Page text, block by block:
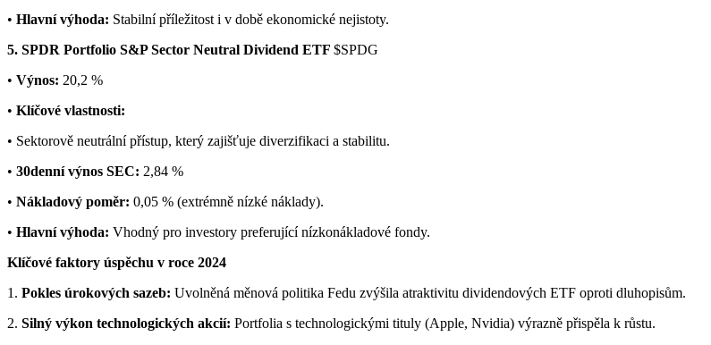
• Hlavní výhoda: Stabilní příležitost i v době ekonomické nejistoty.
5. SPDR Portfolio S&P Sector Neutral Dividend ETF $SPDG
• Výnos: 20,2 %
• Klíčové vlastnosti:
• Sektorově neutrální přístup, který zajišťuje diverzifikaci a stabilitu.
• 30denní výnos SEC: 2,84 %
• Nákladový poměr: 0,05 % (extrémně nízké náklady).
• Hlavní výhoda: Vhodný pro investory preferující nízkonákladové fondy.
Klíčové faktory úspěchu v roce 2024
1. Pokles úrokových sazeb: Uvolněná měnová politika Fedu zvýšila atraktivitu dividendových ETF oproti dluhopisům.
2. Silný výkon technologických akcií: Portfolia s technologickými tituly (Apple, Nvidia) výrazně přispěla k růstu.